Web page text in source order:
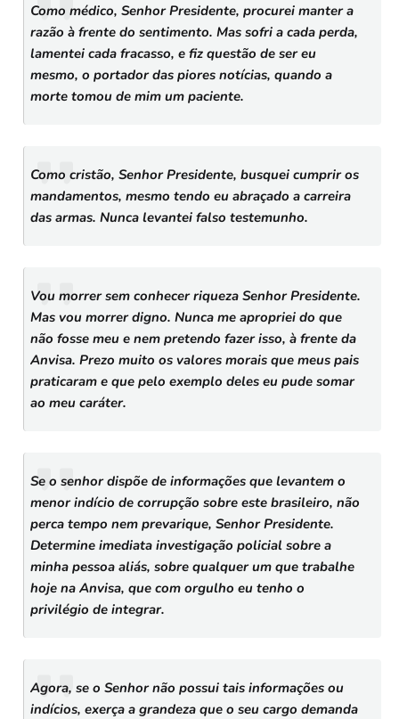
Como médico, Senhor Presidente, procurei manter a
razão à frente do sentimento. Mas sofri a cada perda,
lamentei cada fracasso, e fiz questão de ser eu
mesmo, o portador das piores notícias, quando a
morte tomou de mim um paciente.
Como cristão, Senhor Presidente, busquei cumprir os
mandamentos, mesmo tendo eu abraçado a carreira
das armas. Nunca levantei falso testemunho.
Vou morrer sem conhecer riqueza Senhor Presidente.
Mas vou morrer digno. Nunca me apropriei do que
não fosse meu e nem pretendo fazer isso, à frente da
Anvisa. Prezo muito os valores morais que meus pais
praticaram e que pelo exemplo deles eu pude somar
ao meu caráter.
Se o senhor dispõe de informações que levantem o
menor indício de corrupção sobre este brasileiro, não
perca tempo nem prevarique, Senhor Presidente.
Determine imediata investigação policial sobre a
minha pessoa aliás, sobre qualquer um que trabalhe
hoje na Anvisa, que com orgulho eu tenho o
privilégio de integrar.
Agora, se o Senhor não possui tais informações ou
indícios, exerça a grandeza que o seu cargo demanda